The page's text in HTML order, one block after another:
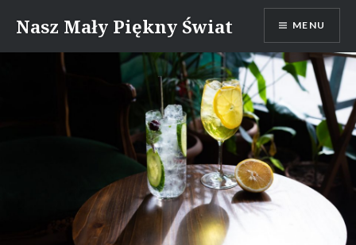
content
Nasz Mały Piękny Świat MENU